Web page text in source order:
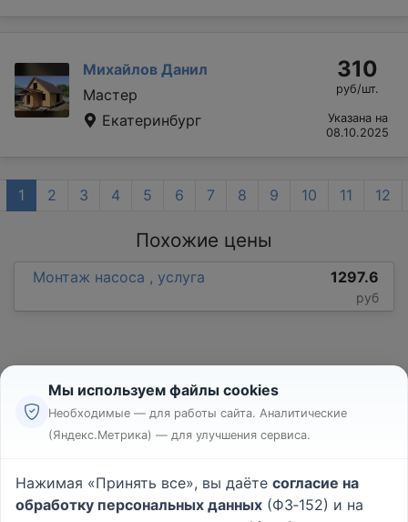
Михайлов Данил
Мастер
Екатеринбург
310
руб/шт.
Указана на
08.10.2025
1 2 3 4 5 6 7 8 9 10 11 12
Похожие цены
Монтаж насоса , услуга 1297.6
руб
Реклама
Пользовательское соглашение
Политика конфиденциальности
Мы используем файлы cookies
Необходимые — для работы сайта. Аналитические
(Яндекс.Метрика) — для улучшения сервиса.
Нажимая «Принять все», вы даёте согласие на
обработку персональных данных (ФЗ‑152) и на